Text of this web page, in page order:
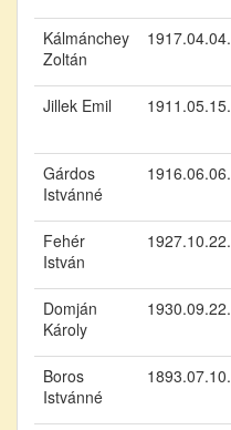
Kálmánchey
Zoltán
1917.04.04.
Jillek Emil 1911.05.15.
Gárdos
Istvánné
1916.06.06.
Fehér
István
1927.10.22.
Domján
Károly
1930.09.22.
Boros
Istvánné
1893.07.10.